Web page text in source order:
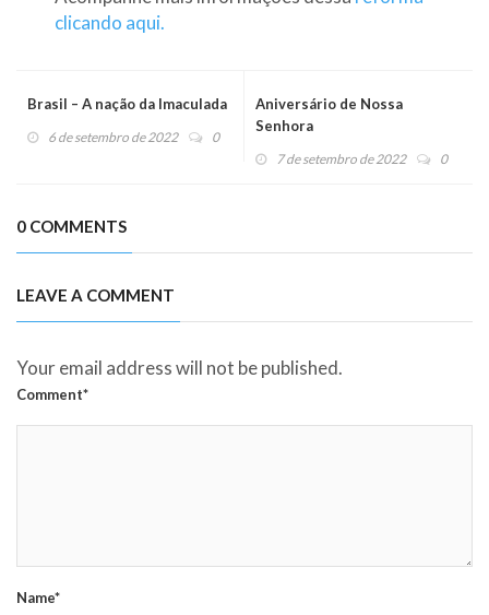
clicando aqui.
Brasil – A nação da Imaculada
6 de setembro de 2022 0
Aniversário de Nossa
Senhora
7 de setembro de 2022 0
0 COMMENTS
LEAVE A COMMENT
Your email address will not be published.
Comment*
Name*